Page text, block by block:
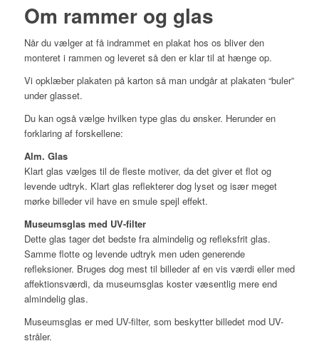
Om rammer og glas
Når du vælger at få indrammet en plakat hos os bliver den
monteret i rammen og leveret så den er klar til at hænge op.
Vi opklæber plakaten på karton så man undgår at plakaten “buler”
under glasset.
Du kan også vælge hvilken type glas du ønsker. Herunder en
forklaring af forskellene:
Alm. Glas
Klart glas vælges til de fleste motiver, da det giver et flot og
levende udtryk. Klart glas reflekterer dog lyset og især meget
mørke billeder vil have en smule spejl effekt.
Museumsglas med UV-filter
Dette glas tager det bedste fra almindelig og refleksfrit glas.
Samme flotte og levende udtryk men uden generende
refleksioner. Bruges dog mest til billeder af en vis værdi eller med
affektionsværdi, da museumsglas koster væsentlig mere end
almindelig glas.
Museumsglas er med UV-filter, som beskytter billedet mod UV-
stråler.